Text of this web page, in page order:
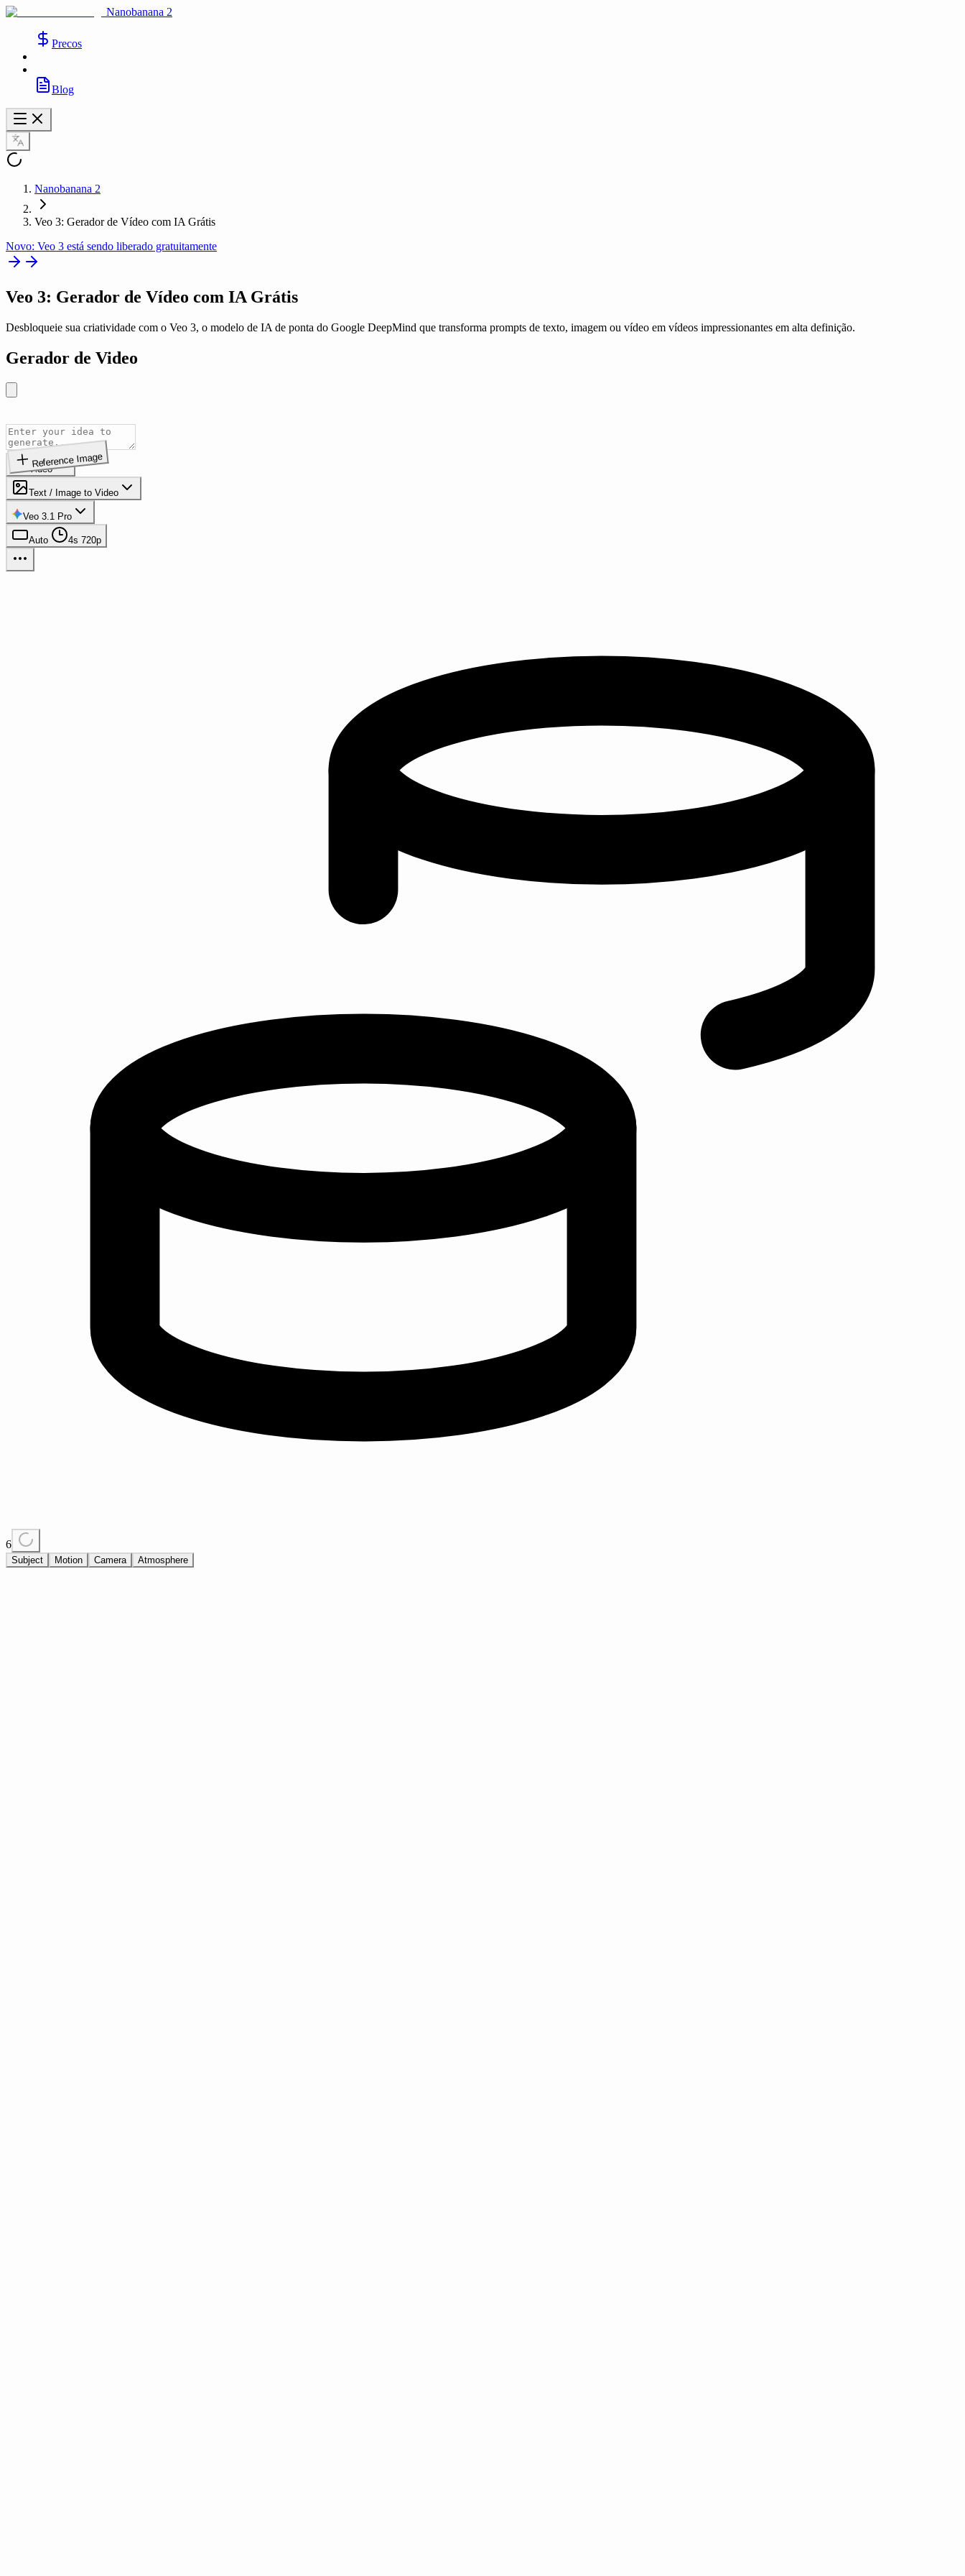
Nanobanana 2
Precos
Blog
Nanobanana 2
Veo 3: Gerador de Vídeo com IA Grátis
Novo: Veo 3 está sendo liberado gratuitamente
Veo 3: Gerador de Vídeo com IA Grátis
Desbloqueie sua criatividade com o Veo 3, o modelo de IA de ponta do Google DeepMind que transforma prompts de texto, imagem ou vídeo em vídeos impressionantes em alta definição.
Gerador de Video
Reference Image
Video
Text / Image to Video
Veo 3.1 Pro
Auto 4s 720p
6
Subject Motion Camera Atmosphere